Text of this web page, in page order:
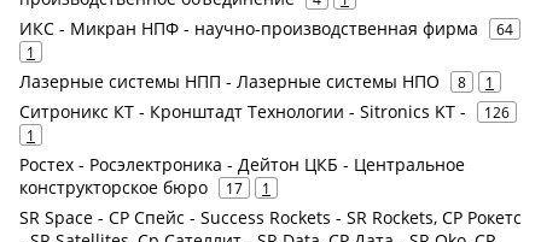
ИКС - Микран НПФ - научно-производственная фирма
64
1
Лазерные системы НПП - Лазерные системы НПО 8 1
Ситроникс КТ - Кронштадт Технологии - Sitronics KT -
126
1
Ростех - Росэлектроника - Дейтон ЦКБ - Центральное
конструкторское бюро
17 1
SR Space - СР Спейс - Success Rockets - SR Rockets, СР Рокетс